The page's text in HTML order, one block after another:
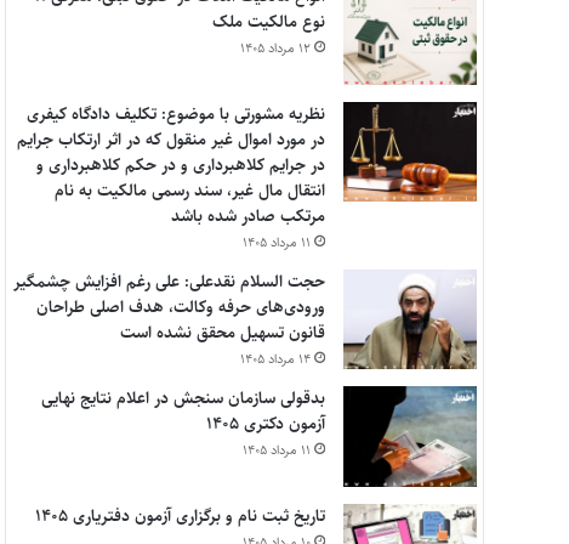
نوع مالکیت ملک
۱۲ مرداد ۱۴۰۵
نظریه مشورتی با موضوع: تکلیف دادگاه کیفری
در مورد اموال غیر منقول که در اثر ارتکاب جرایم
در جرایم کلاهبرداری و در حکم کلاهبرداری و
انتقال مال غیر، سند رسمی مالکیت به نام
مرتکب صادر شده باشد
۱۱ مرداد ۱۴۰۵
حجت السلام نقدعلی: علی رغم افزایش چشمگیر
ورودی‌های حرفه وکالت، هدف اصلی طراحان
قانون تسهیل محقق نشده است
۱۴ مرداد ۱۴۰۵
بدقولی سازمان سنجش در اعلام نتایج نهایی
آزمون دکتری ۱۴۰۵
۱۱ مرداد ۱۴۰۵
تاریخ ثبت نام و برگزاری آزمون دفتریاری ۱۴۰۵